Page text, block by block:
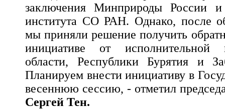
заключения Минприроды России и
института СО РАН. Однако, после
мы приняли решение получить
инициативе от исполнительной
области, Республики Бурятия и
Планируем внести инициативу в
весеннюю сессию, - отметил
Сергей Тен.